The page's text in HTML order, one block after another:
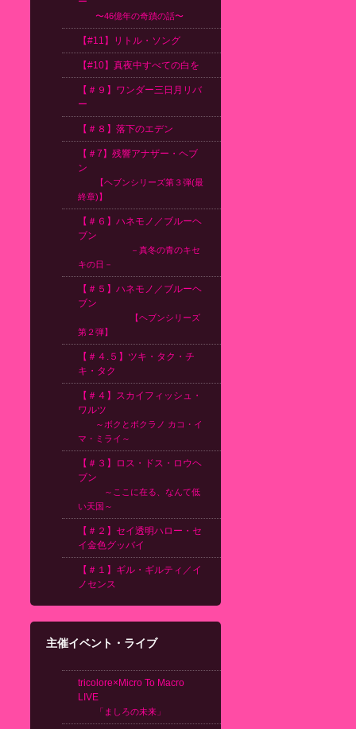
〜46億年の奇蹟の話〜
【#11】リトル・ソング
【#10】真夜中すべての白を
【＃９】ワンダー三日月リバ
ー
【＃８】落下のエデン
【＃7】残響アナザー・ヘブ
ン
【ヘブンシリーズ第３弾(最
終章)】
【＃６】ハネモノ／ブルーヘ
ブン
－真冬の青のキセ
キの日－
【＃５】ハネモノ／ブルーヘ
ブン
【ヘブンシリーズ
第２弾】
【＃４.５】ツキ・タク・チ
キ・タク
【＃４】スカイフィッシュ・
ワルツ
～ボクとボクラノ カコ・イ
マ・ミライ～
【＃３】ロス・ドス・ロウヘ
ブン
～ここに在る、なんて低
い天国～
【＃２】セイ透明ハロー・セ
イ金色グッバイ
【＃１】ギル・ギルティ／イ
ノセンス
主催イベント・ライブ
tricolore×Micro To Macro
LIVE
「ましろの未来」